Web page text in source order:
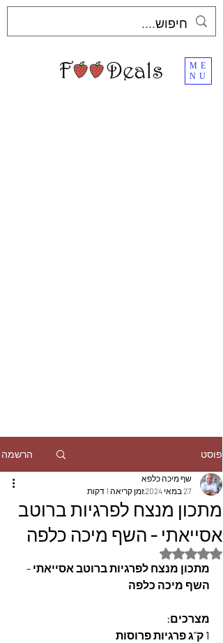
ME
NU
פוסט הרשמה
מתכון מנצח לפרגיות ברוטב
אסייאתי - השף מיכה כלפה
שף מיכה כלפא
27 במאי 2024
זמן קריאה 1 דקות
דירוג של NaN מתוך 5 כוכבים
מתכון מנצח לפרגיות ברוטב אסייאתי -
השף מיכה כלפה
מצרכים:
1 ק"ג פרגיות פרוסות